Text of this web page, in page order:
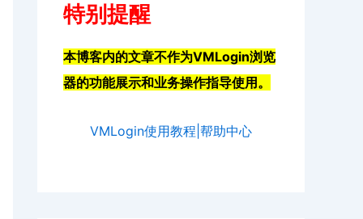
特别提醒
本博客内的文章不作为VMLogin浏览
器的功能展示和业务操作指导使用。
VMLogin使用教程|帮助中心